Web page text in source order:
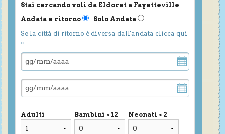
Stai cercando voli da Eldoret a Fayetteville
Andata e ritorno
Solo Andata
Se la città di ritorno è diversa dall'andata clicca qui
»
Adulti Bambini < 12 Neonati < 2